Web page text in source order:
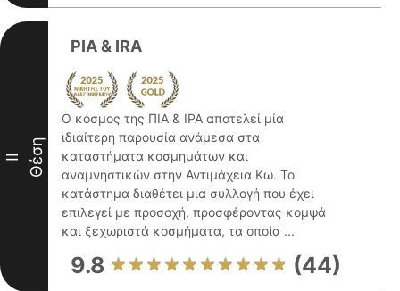
II Θέση
PIA & IRA
Ο κόσμος της ΠΙΑ & ΙΡΑ αποτελεί μία
ιδιαίτερη παρουσία ανάμεσα στα
καταστήματα κοσμημάτων και
αναμνηστικών στην Αντιμάχεια Κω. Το
κατάστημα διαθέτει μια συλλογή που έχει
επιλεγεί με προσοχή, προσφέροντας κομψά
και ξεχωριστά κοσμήματα, τα οποία ...
9.8 (44)